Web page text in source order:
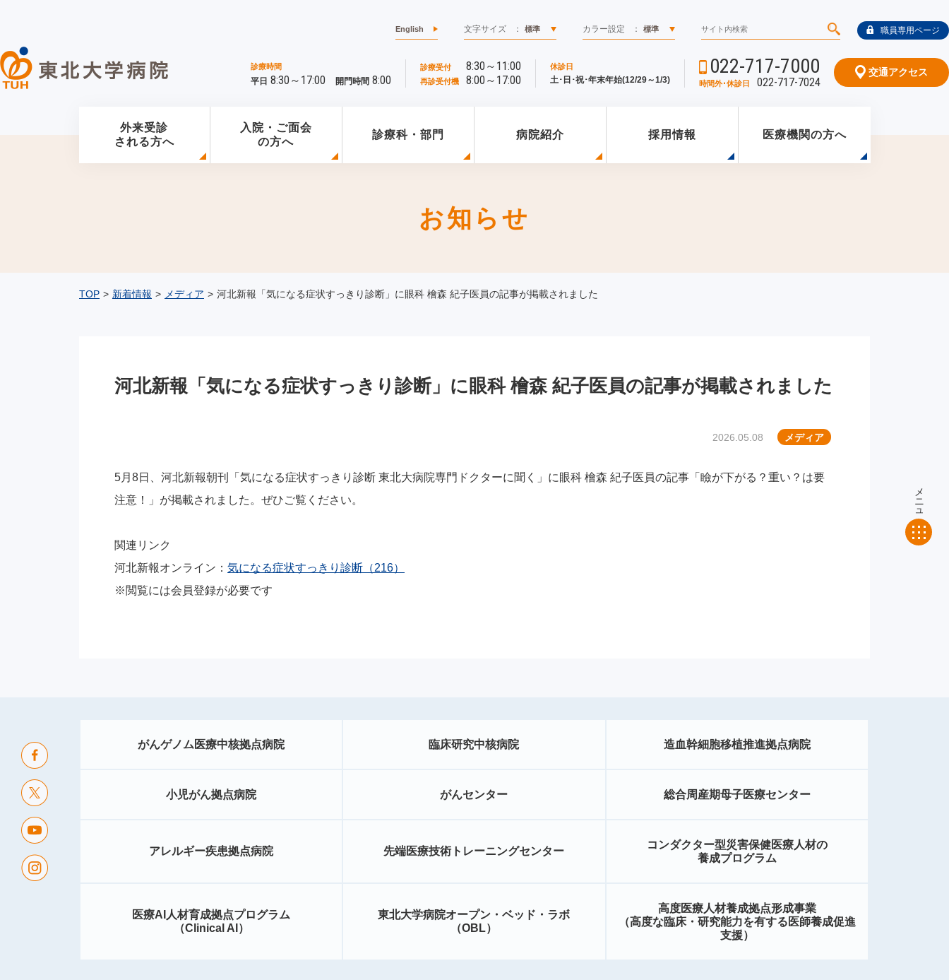
English 文字サイズ ： 標準 カラー設定 ： 標準 職員専用ページ
診療時間
平日 8:30～17:00 開門時間 8:00
診療受付 8:30～11:00
再診受付機 8:00～17:00
休診日
土･日･祝･年末年始(12/29～1/3)
022-717-7000
時間外･休診日 022-717-7024
交通アクセス
メニュー
外来受診
される方へ
入院・ご面会
の方へ
診療科・部門 病院紹介 採用情報 医療機関の方へ
お知らせ
TOP > 新着情報 > メディア > 河北新報「気になる症状すっきり診断」に眼科 檜森 紀子医員の記事が掲載されました
河北新報「気になる症状すっきり診断」に眼科 檜森 紀子医員の記事が掲載されました
2026.05.08 メディア
5月8日、河北新報朝刊「気になる症状すっきり診断 東北大病院専門ドクターに聞く」に 眼科 檜森 紀子医員の記事「 瞼が下がる？重い？は要
注意！
」が掲載されました。ぜひご覧ください。
関連リンク
河北新報オンライン： 気になる症状すっきり診断（216）
※閲覧には会員登録が必要です
がんゲノム医療中核拠点病院 臨床研究中核病院 造血幹細胞移植推進拠点病院
小児がん拠点病院 がんセンター 総合周産期母子医療センター
アレルギー疾患拠点病院 先端医療技術トレーニングセンター
コンダクター型災害保健医療人材の
養成プログラム
医療AI人材育成拠点プログラム
（Clinical AI）
東北大学病院オープン・ベッド・ラボ
（OBL）
高度医療人材養成拠点形成事業
（高度な臨床・研究能力を有する医師養成促進
支援）